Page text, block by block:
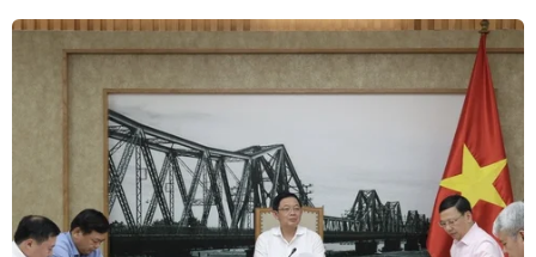
Hà Nội lần đầu tổ chức
Festival Võ thuật quốc tế tại Hoàng
Thành Thăng Long
06/08/2026 23:03
Công Phượng gặp thử thách lớn
trong ngày tái xuất V-League 2026/27